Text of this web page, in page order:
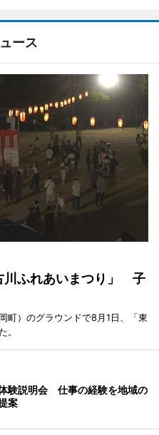
ース
川ふれあいまつり」 子
町）のグラウンドで8月1日、「東
。
験説明会 仕事の経験を地域の
案